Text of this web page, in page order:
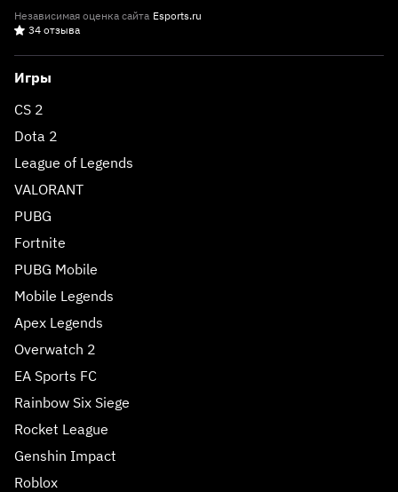
Независимая оценка сайта Esports.ru
34 отзыва
Игры
CS 2
Dota 2
League of Legends
VALORANT
PUBG
Fortnite
PUBG Mobile
Mobile Legends
Apex Legends
Overwatch 2
EA Sports FC
Rainbow Six Siege
Rocket League
Genshin Impact
Roblox